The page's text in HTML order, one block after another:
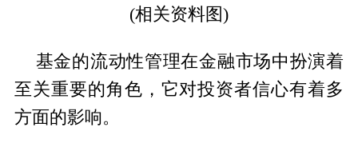
(相关资料图)
基金的流动性管理在金融市场中扮演着
至关重要的角色，它对投资者信心有着多
方面的影响。